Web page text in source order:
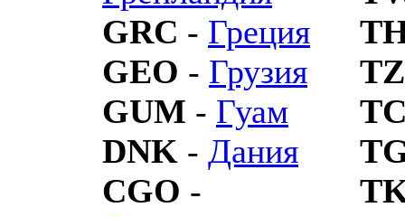
GRC - Греция
GEO - Грузия
GUM - Гуам
DNK - Дания
CGO -